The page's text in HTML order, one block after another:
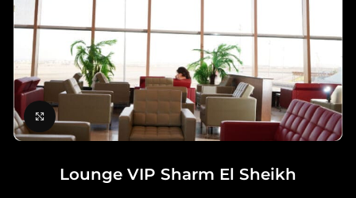
Click to enlarge
Lounge VIP Sharm El Sheikh